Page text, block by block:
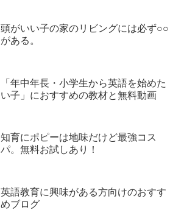
頭がいい子の家のリビングには必ず○○
がある。
「年中年長・小学生から英語を始めた
い子」におすすめの教材と無料動画
知育にポピーは地味だけど最強コス
パ。無料お試しあり！
英語教育に興味がある方向けのおすす
めブログ